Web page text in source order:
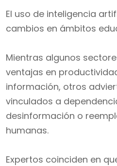
El uso de inteligencia
cambios en ámbitos
Mientras algunos
ventajas en
información, otros
vinculados a
desinformación o
humanas.
Expertos coinciden en